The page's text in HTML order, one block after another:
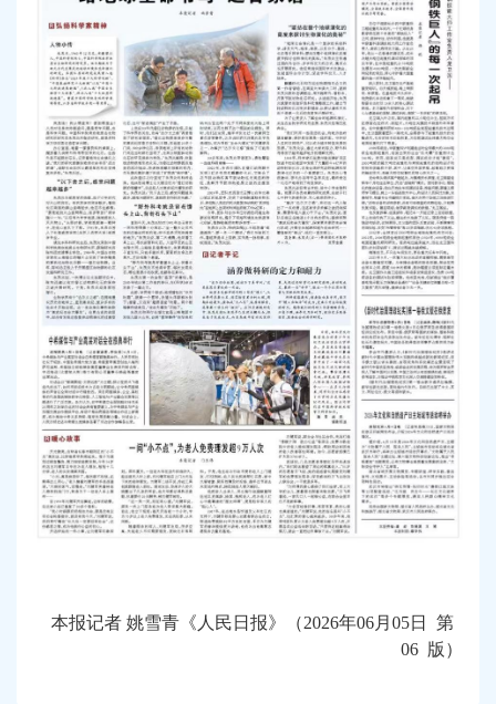
本报记者 姚雪青《人民日报》（2026年06月05日 第
06 版）